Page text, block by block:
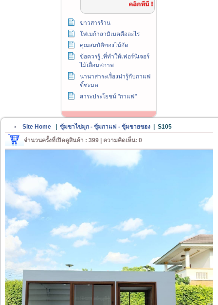
ข่าวสารร้าน
โฟเมก้าลามิเนตคืออะไร
คุณสมบัติของไม้อัด
ข้อควรรู้..ที่ทำให้เฟอร์นิเจอร์
ไม้เสื่อมสภาพ
นานาสาระเรื่องน่ารู้กับกาแฟ
ขี้ชะมด
สาระประโยชน์ "กาแฟ"
Site Home ซุ้มชาไข่มุก - ซุ้มกาแฟ - ซุ้มขายของ
S105
จำนวนครั้งที่เปิดดูสินค้า : 399 | ความคิดเห็น: 0